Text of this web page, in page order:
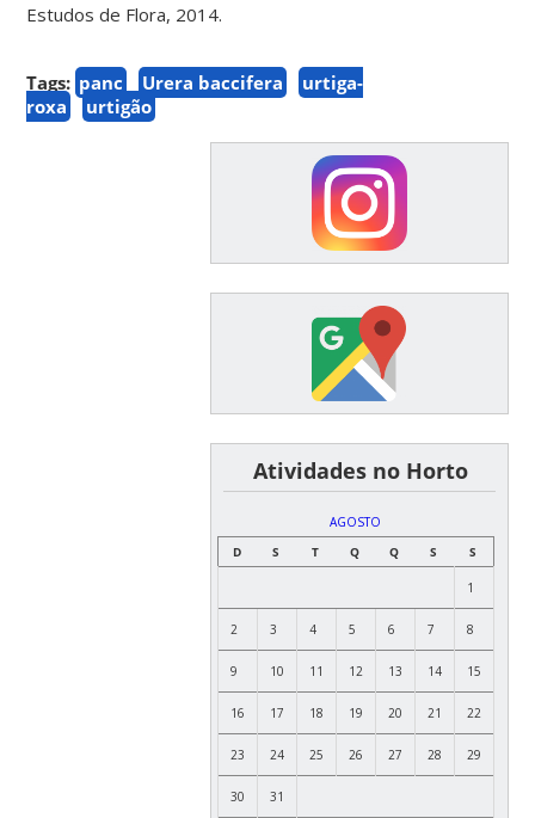
Estudos de Flora, 2014.
Tags: panc Urera baccifera
urtiga-
roxa
urtigão
͏ ͏ ͏ ͏ ͏ ͏Atividades no Horto
AGOSTO
D
S T Q Q S S
1
2 3 4 5 6 7 8
9 10 11 12 13 14 15
16 17 18 19 20 21 22
23 24 25 26 27 28 29
30 31